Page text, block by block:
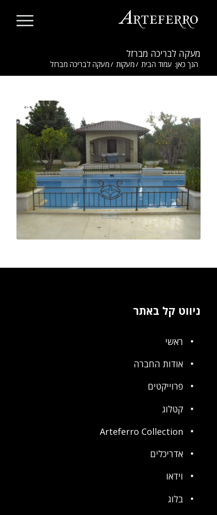
מעקה לבריכה מברזל
הנך כאן: עמוד הבית / מעקות / מעקה לבריכה מברזל
ניווט קל באתר
ראשי
אודות החברה
פרוייקטים
קטלוג
Arteferro Collection
אדריכלים
וידאו
בלוג